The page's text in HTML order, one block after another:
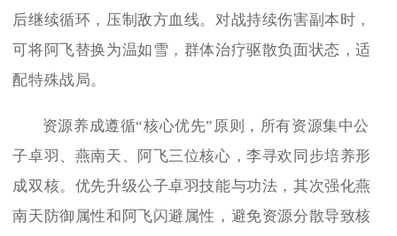
后继续循环，压制敌方血线。对战持续伤害副本时，
可将阿飞替换为温如雪，群体治疗驱散负面状态，适
配特殊战局。
资源养成遵循“核心优先”原则，所有资源集中公
子卓羽、燕南天、阿飞三位核心，李寻欢同步培养形
成双核。优先升级公子卓羽技能与功法，其次强化燕
南天防御属性和阿飞闪避属性，避免资源分散导致核